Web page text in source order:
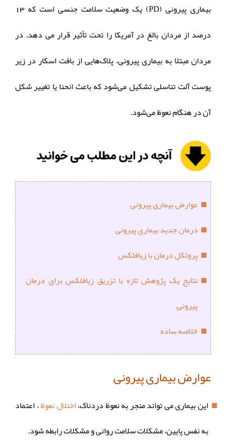
بیماری پیرونی (PD) یک وضعیت سلامت جنسی است که 13
درصد از مردان بالغ در آمریکا را تحت تأثیر قرار می دهد. در
مردان مبتلا به بیماری پیرونی، پلاک‌هایی از بافت اسکار در زیر
پوست آلت تناسلی تشکیل می‌شود که باعث انحنا یا تغییر شکل
آن در هنگام نعوظ می‌شود.
عوارض بیماری پیرونی
درمان جدید بیماری پیرونی
پروتکل درمان با زیافلکس
نتایج یک پژوهش تازه با تزریق زیافلکس برای درمان
پیرونی
خلاصه ساده
عوارض بیماری پیرونی
این بیماری می تواند منجر به نعوظ دردناک،اختلال نعوظ، اعتماد
به نفس پایین، مشکلات سلامت روانی و مشکلات رابطه شود.